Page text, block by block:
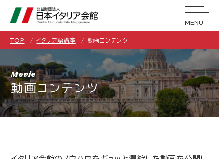
MENU
TOP イタリア語講座 動画コンテンツ
Movie
動画コンテンツ